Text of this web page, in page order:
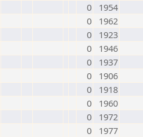
0
1954
0
1962
0
1923
0
1946
0
1937
0
1906
0
1918
0
1960
0
1972
0
1977